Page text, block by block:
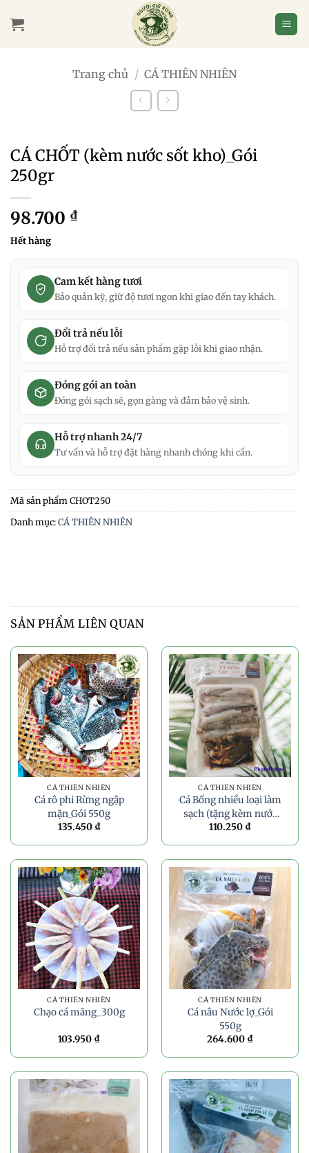
qua
Trang chủ / CÁ THIÊN NHIÊN
CÁ CHỐT (kèm nước sốt kho)_Gói
250gr
98.700 ₫
Hết hàng
Cam kết hàng tươi
Bảo quản kỹ, giữ độ tươi ngon khi giao đến tay khách.
Đổi trả nếu lỗi
Hỗ trợ đổi trả nếu sản phẩm gặp lỗi khi giao nhận.
Đóng gói an toàn
Đóng gói sạch sẽ, gọn gàng và đảm bảo vệ sinh.
Hỗ trợ nhanh 24/7
Tư vấn và hỗ trợ đặt hàng nhanh chóng khi cần.
Mã sản phẩm CHOT250
Danh mục:CÁ THIÊN NHIÊN
SẢN PHẨM LIÊN QUAN
CÁ THIÊN NHIÊN
Cá rô phi Rừng ngập
mặn_Gói 550g
135.450 ₫
CÁ THIÊN NHIÊN
Cá Bống nhiều loại làm
sạch (tặng kèm nước
kho quẹt) _Gói 300g
110.250 ₫
CÁ THIÊN NHIÊN
Chạo cá măng_300g
103.950 ₫
CÁ THIÊN NHIÊN
Cá nâu Nước lợ_Gói
550g
264.600 ₫